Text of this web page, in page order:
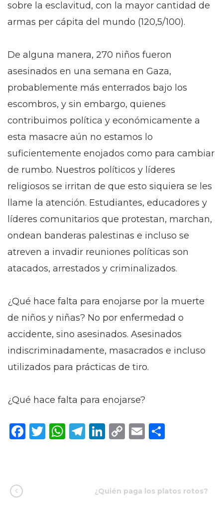
sobre la esclavitud, con la mayor cantidad de
armas per cápita del mundo (120,5/100).
De alguna manera, 270 niños fueron
asesinados en una semana en Gaza,
probablemente más enterrados bajo los
escombros, y sin embargo, quienes
contribuimos política y económicamente a
esta masacre aún no estamos lo
suficientemente enojados como para cambiar
de rumbo. Nuestros políticos y líderes
religiosos se irritan de que esto siquiera se les
llame la atención. Estudiantes, educadores y
líderes comunitarios que protestan, marchan,
ondean banderas palestinas e incluso se
atreven a invadir reuniones políticas son
atacados, arrestados y criminalizados.
¿Qué hace falta para enojarse por la muerte
de niños y niñas? No por enfermedad o
accidente, sino asesinados. Asesinados
indiscriminadamente, masacrados e incluso
utilizados para prácticas de tiro.
¿Qué hace falta para enojarse?
Facebook
Twitter
WhatsApp
Telegram
LinkedIn
CopyEmail
¿Quién paga los platos rotos?